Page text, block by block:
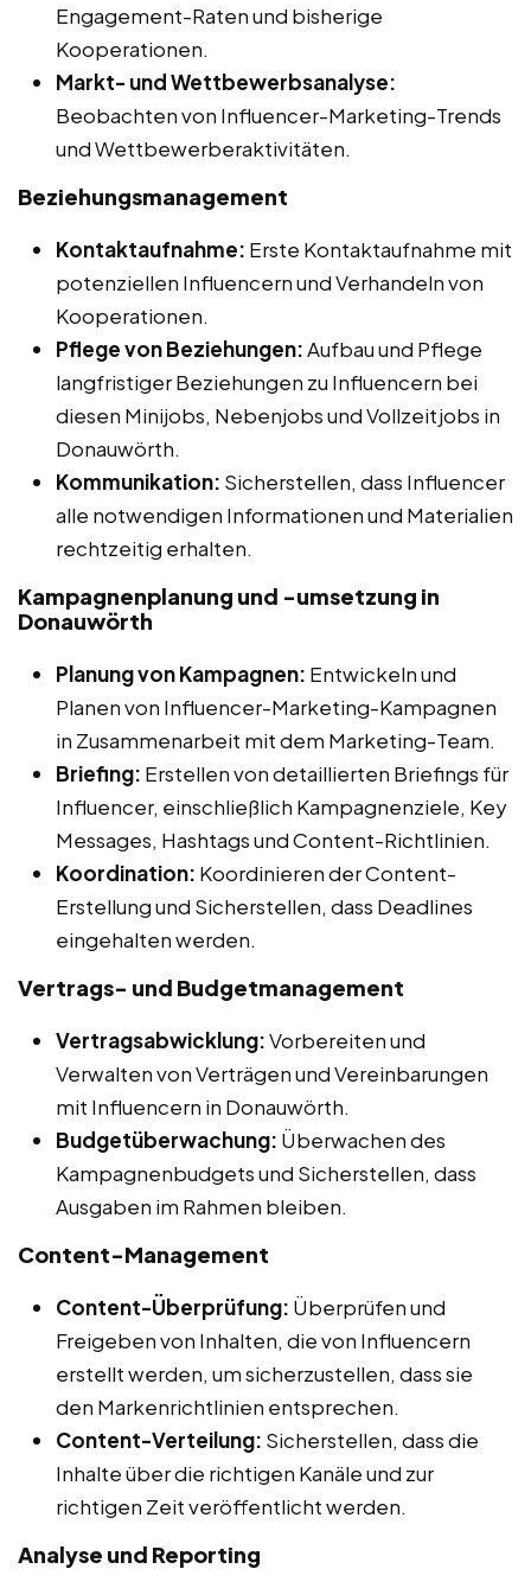
Engagement-Raten und bisherige
Kooperationen.
Markt- und Wettbewerbsanalyse:
Beobachten von Influencer-Marketing-Trends
und Wettbewerberaktivitäten.
Beziehungsmanagement
Kontaktaufnahme: Erste Kontaktaufnahme mit
potenziellen Influencern und Verhandeln von
Kooperationen.
Pflege von Beziehungen:Aufbau und Pflege
langfristiger Beziehungen zu Influencern bei
diesen Minijobs, Nebenjobs und Vollzeitjobs in
Donauwörth.
Kommunikation: Sicherstellen, dass Influencer
alle notwendigen Informationen und Materialien
rechtzeitig erhalten.
Kampagnenplanung und -umsetzung in
Donauwörth
Planung von Kampagnen: Entwickeln und
Planen von Influencer-Marketing-Kampagnen
in Zusammenarbeit mit dem Marketing-Team.
Briefing: Erstellen von detaillierten Briefings für
Influencer, einschließlich Kampagnenziele, Key
Messages, Hashtags und Content-Richtlinien.
Koordination: Koordinieren der Content-
Erstellung und Sicherstellen, dass Deadlines
eingehalten werden.
Vertrags- und Budgetmanagement
Vertragsabwicklung:Vorbereiten und
Verwalten von Verträgen und Vereinbarungen
mit Influencern in Donauwörth.
Budgetüberwachung: Überwachen des
Kampagnenbudgets und Sicherstellen, dass
Ausgaben im Rahmen bleiben.
Content-Management
Content-Überprüfung: Überprüfen und
Freigeben von Inhalten, die von Influencern
erstellt werden, um sicherzustellen, dass sie
den Markenrichtlinien entsprechen.
Content-Verteilung: Sicherstellen, dass die
Inhalte über die richtigen Kanäle und zur
richtigen Zeit veröffentlicht werden.
Analyse und Reporting